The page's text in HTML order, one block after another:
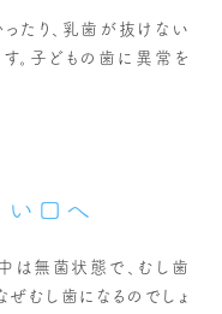
たり、乳歯が抜けない
。子どもの歯に異常を
い口へ
は無菌状態で、むし歯
ぜむし歯になるのでしょ